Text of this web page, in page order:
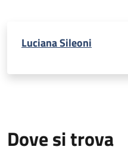
Luciana Sileoni
Dove si trova